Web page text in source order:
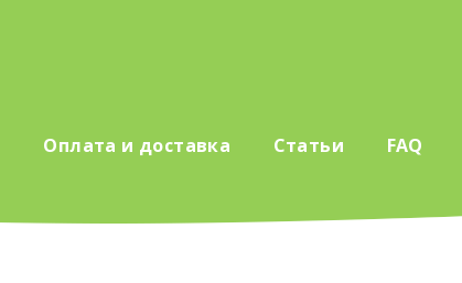
Оплата и доставка Статьи FAQ